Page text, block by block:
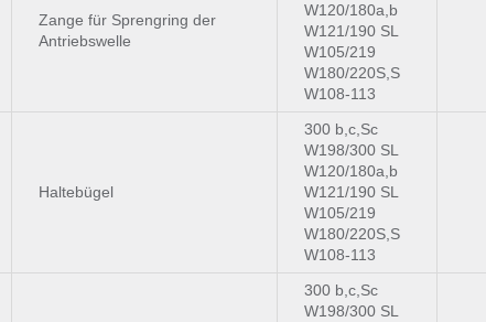
Zange für Sprengring der
Antriebswelle
W120/180a,b
W121/190 SL
W105/219
W180/220S,S
W108-113
Haltebügel
300 b,c,Sc
W198/300 SL
W120/180a,b
W121/190 SL
W105/219
W180/220S,S
W108-113
300 b,c,Sc
W198/300 SL